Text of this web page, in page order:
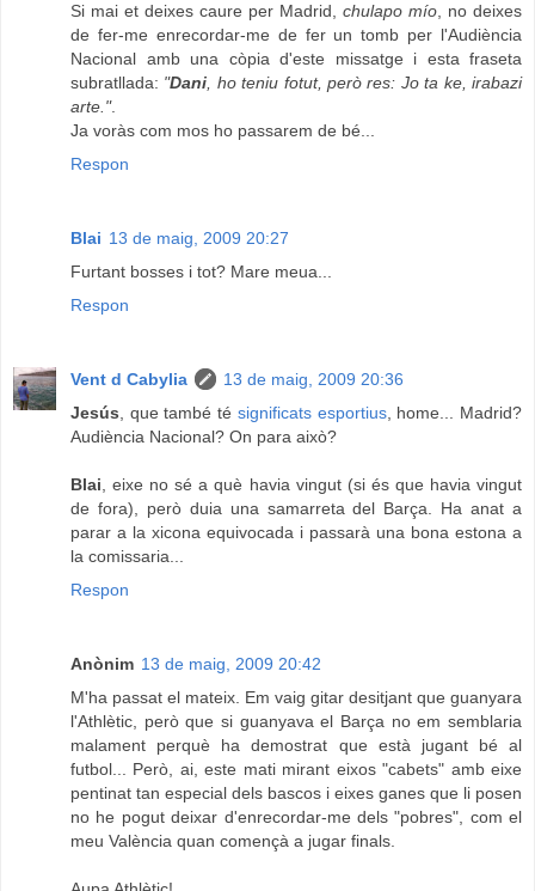
Si mai et deixes caure per Madrid, chulapo mío, no deixes
de fer-me enrecordar-me de fer un tomb per l'Audiència
Nacional amb una còpia d'este missatge i esta fraseta
subratllada: "Dani, ho teniu fotut, però res: Jo ta ke, irabazi
arte.".
Ja voràs com mos ho passarem de bé...
Respon
Blai 13 de maig, 2009 20:27
Furtant bosses i tot? Mare meua...
Respon
Vent d Cabylia
13 de maig, 2009 20:36
Jesús, que també té significats esportius, home... Madrid?
Audiència Nacional? On para això?
Blai, eixe no sé a què havia vingut (si és que havia vingut
de fora), però duia una samarreta del Barça. Ha anat a
parar a la xicona equivocada i passarà una bona estona a
la comissaria...
Respon
Anònim 13 de maig, 2009 20:42
M'ha passat el mateix. Em vaig gitar desitjant que guanyara
l'Athlètic, però que si guanyava el Barça no em semblaria
malament perquè ha demostrat que està jugant bé al
futbol... Però, ai, este mati mirant eixos "cabets" amb eixe
pentinat tan especial dels bascos i eixes ganes que li posen
no he pogut deixar d'enrecordar-me dels "pobres", com el
meu València quan començà a jugar finals.